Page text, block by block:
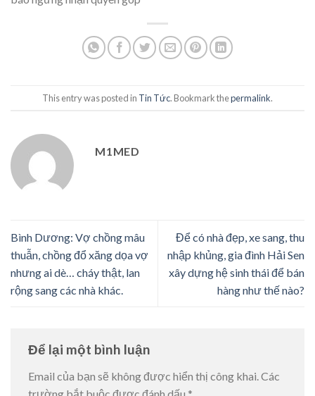
This entry was posted in Tin Tức. Bookmark thepermalink.
M1MED
Bình Dương: Vợ chồng mâu
thuẫn, chồng đổ xăng dọa vợ
nhưng ai dè… cháy thật, lan
rộng sang các nhà khác.
Để có nhà đẹp, xe sang, thu
nhập khủng, gia đình Hải Sen
xây dựng hệ sinh thái để bán
hàng như thế nào?
Để lại một bình luận
Email của bạn sẽ không được hiển thị công khai.Các